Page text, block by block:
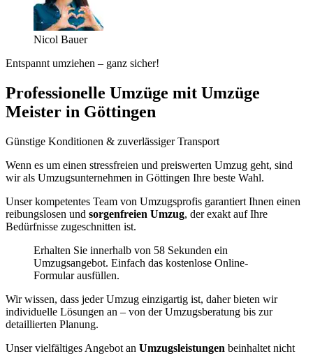
Nicol Bauer
Entspannt umziehen – ganz sicher!
Professionelle Umzüge mit Umzüge
Meister in Göttingen
Günstige Konditionen & zuverlässiger Transport
Wenn es um einen stressfreien und preiswerten Umzug geht, sind
wir als Umzugsunternehmen in Göttingen Ihre beste Wahl.
Unser kompetentes Team von Umzugsprofis garantiert Ihnen einen
reibungslosen und sorgenfreien Umzug, der exakt auf Ihre
Bedürfnisse zugeschnitten ist.
Erhalten Sie innerhalb von 58 Sekunden ein
Umzugsangebot. Einfach das kostenlose Online-
Formular ausfüllen.
Wir wissen, dass jeder Umzug einzigartig ist, daher bieten wir
individuelle Lösungen an – von der Umzugsberatung bis zur
detaillierten Planung.
Unser vielfältiges Angebot an Umzugsleistungen beinhaltet nicht